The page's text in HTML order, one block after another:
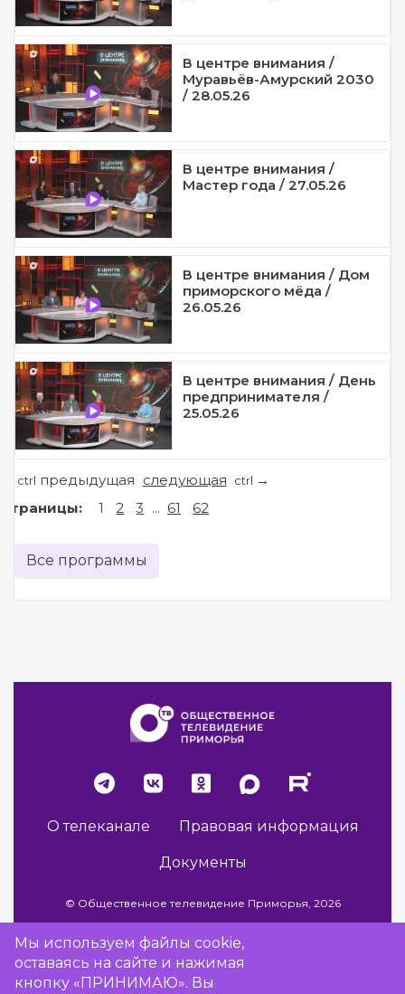
В центре внимания /
Муравьёв-Амурский 2030
/ 28.05.26
В центре внимания /
Мастер года / 27.05.26
В центре внимания / Дом
приморского мёда /
26.05.26
В центре внимания / День
предпринимателя /
25.05.26
ctrl предыдущая следующая ctrl →
Страницы: 1 2 3 ... 61 62
Все программы
О телеканале Правовая информация
Документы
© Общественное телевидение Приморья, 2026
Разработка сайта -Vladweb
Мы используем файлы cookie,
оставаясь на сайте и нажимая
кнопку «ПРИНИМАЮ». Вы